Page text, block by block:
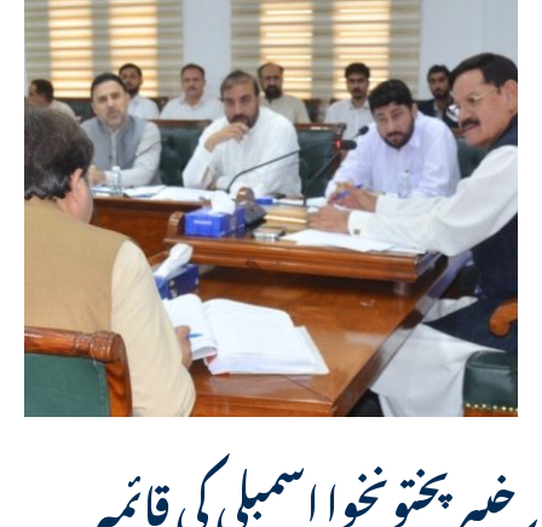
خیبر پختونخوا اسمبلی کی قائمہ